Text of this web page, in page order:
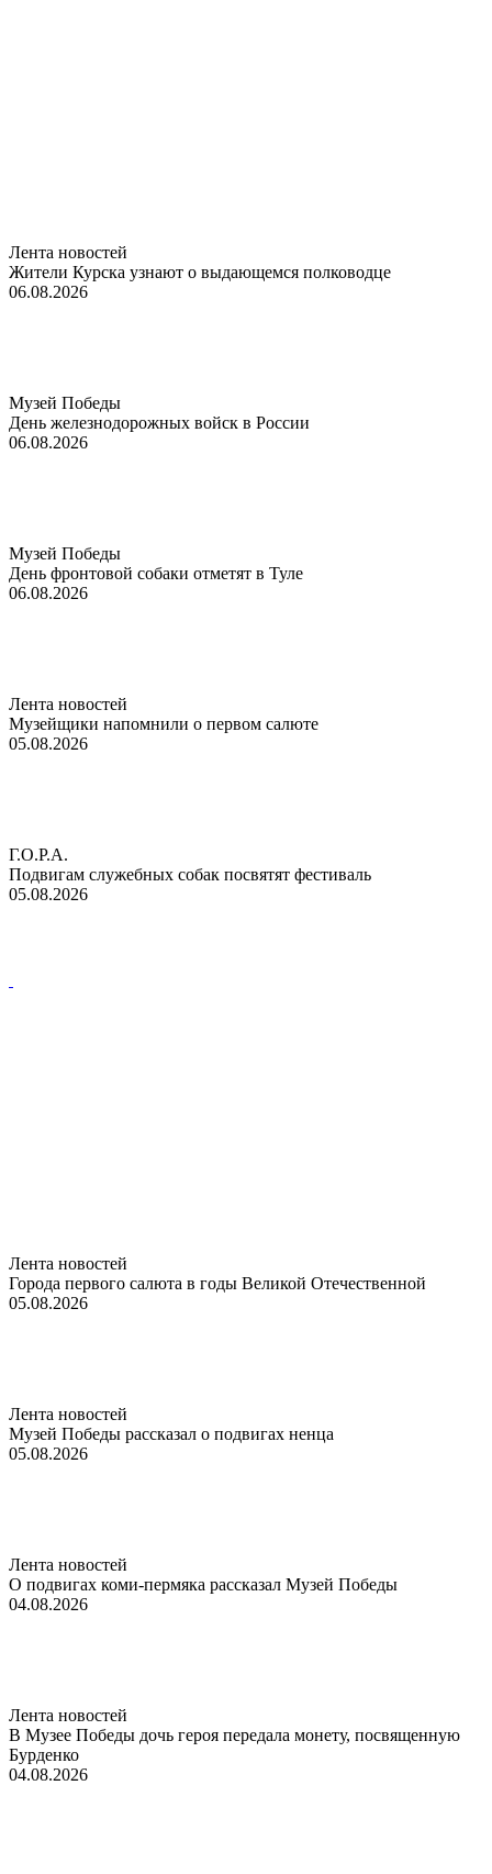
Лента новостей
Жители Курска узнают о выдающемся полководце
06.08.2026
Музей Победы
День железнодорожных войск в России
06.08.2026
Музей Победы
День фронтовой собаки отметят в Туле
06.08.2026
Лента новостей
Музейщики напомнили о первом салюте
05.08.2026
Г.О.Р.А.
Подвигам служебных собак посвятят фестиваль
05.08.2026
Лента новостей
Города первого салюта в годы Великой Отечественной
05.08.2026
Лента новостей
Музей Победы рассказал о подвигах ненца
05.08.2026
Лента новостей
О подвигах коми-пермяка рассказал Музей Победы
04.08.2026
Лента новостей
В Музее Победы дочь героя передала монету, посвященную
Бурденко
04.08.2026